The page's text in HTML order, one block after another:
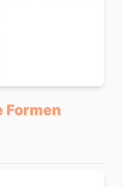
Formen